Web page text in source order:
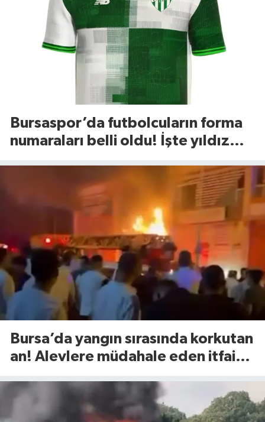
Bursaspor’da futbolcuların forma
numaraları belli oldu! İşte yıldız
Bursa’da yangın sırasında korkutan
an! Alevlere müdahale eden itfaiye